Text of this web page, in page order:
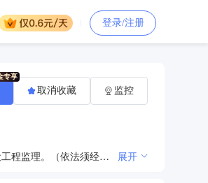
登录/注册
许可项目：各类工程建设活动；建筑劳务分包；消防设施工程施工；建筑物拆除作业（爆破作业除外）；建设工程质量检测；建设工程监理。（依法须经批准的项目，经相关部门批准后方可开展经营活动，具体经营项目以相关部门批准文件或许可证件为准）***一般项目：机械设备租赁；建筑工程机械与设备租赁；光伏发电设备租赁；园林绿化工程施工；土石方工程施工；普通机械设备安装服务；建筑材料销售；五金产品批发；劳动保护用品销售；电线、电缆经营；建筑装饰材料销售；建筑防水卷材产品销售；建筑用金属配件销售；汽车租赁；特种设备出租；工程管理服务；市政设施管理；城市绿化管理。（除依法须经批准的项目外，凭营业执照依法自主开展经营活动）*** 展开
取消收藏 监控